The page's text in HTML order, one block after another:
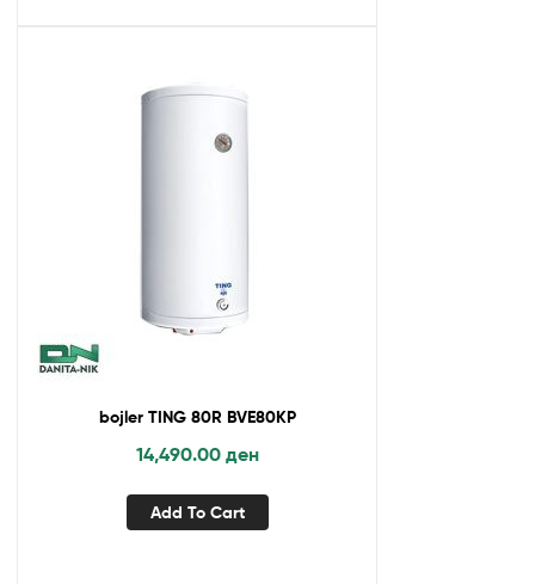
bojler TING 80R BVE80KP
14,490.00 ден
Add To Cart